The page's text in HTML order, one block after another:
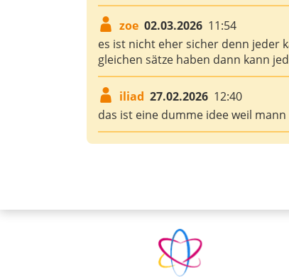
zoe 02.03.2026 11:54
es ist nicht eher sicher denn jeder
gleichen sätze haben dann kann
iliad 27.02.2026 12:40
das ist eine dumme idee weil